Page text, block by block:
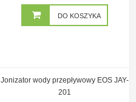
DO KOSZYKA
Jonizator wody przepływowy EOS JAY-
201